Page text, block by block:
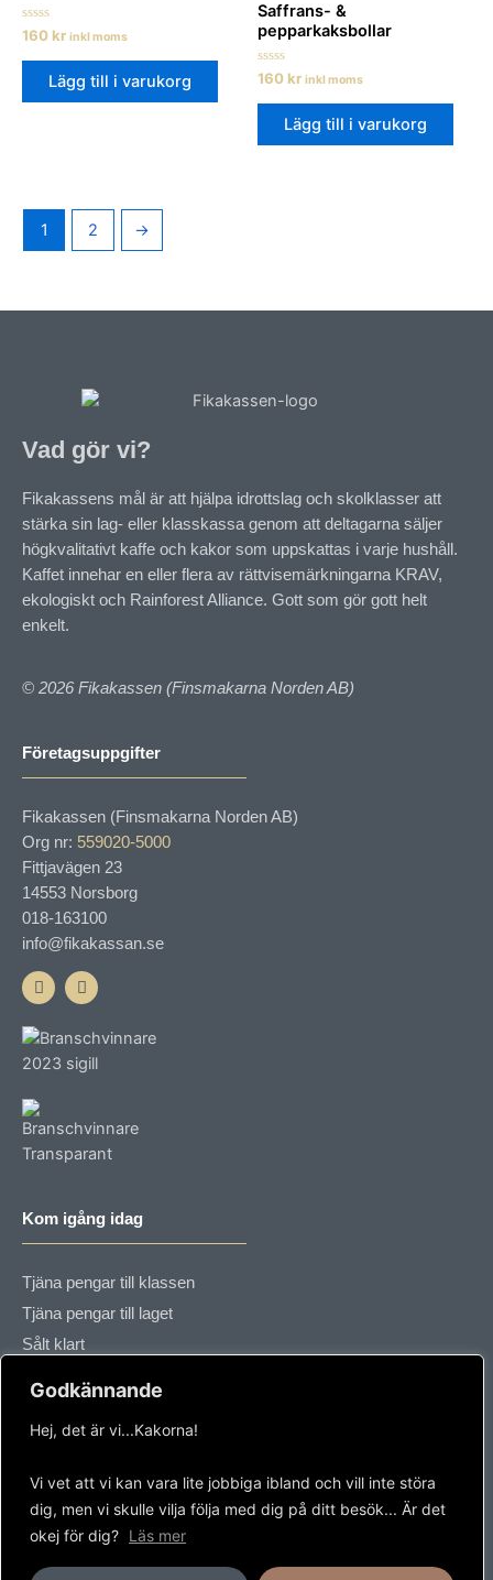
Godkännande
Hej, det är vi...Kakorna!
Vi vet att vi kan vara lite jobbiga ibland och vill inte störa
dig, men vi skulle vilja följa med dig på ditt besök... Är det
okej för dig? Läs mer
Betygsatt
av
160 kr inkl moms
Lägg till i varukorg
Saffrans- &
pepparkaksbollar
Betygsatt
av
160 kr inkl moms
Lägg till i varukorg
1 2 →
Vad gör vi?
Fikakassens mål är att hjälpa idrottslag och skolklasser att
stärka sin lag- eller klasskassa genom att deltagarna säljer
högkvalitativt kaffe och kakor som uppskattas i varje hushåll.
Kaffet innehar en eller flera av rättvisemärkningarna KRAV,
ekologiskt och Rainforest Alliance. Gott som gör gott helt
enkelt.
© 2026 Fikakassen (Finsmakarna Norden AB)
Företagsuppgifter
Fikakassen (Finsmakarna Norden AB)
Org nr: 559020-5000
Fittjavägen 23
14553 Norsborg
018-163100
info@fikakassan.se
F
c
e
b
o
k
-
f
I
s
a
m
Kom igång idag
Tjäna pengar till klassen
Tjäna pengar till laget
Sålt klart
Information
Om oss / Kontakta oss
Köpvillkor
Integritetspolicy & GDPR